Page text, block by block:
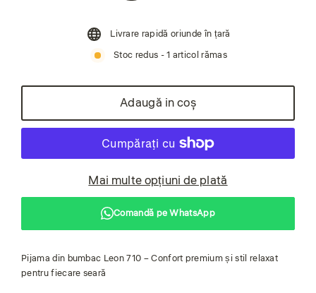
Livrare rapidă oriunde în țară
Stoc redus - 1 articol rămas
Adaugă in coş
Mai multe opțiuni de plată
Comandă pe WhatsApp
Pijama din bumbac Leon 710 – Confort premium și stil relaxat
pentru fiecare seară